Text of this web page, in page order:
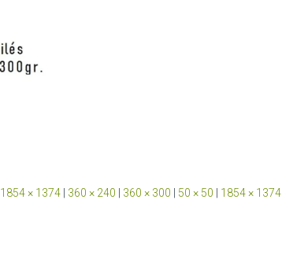
1854 × 1374 | 360 × 240 | 360 × 300 | 50 × 50 | 1854 × 1374